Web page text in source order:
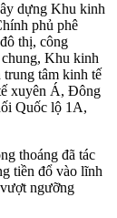
dựng Khu kinh
phủ phê
thị, công
Khu kinh
tâm kinh tế
xuyên Á, Đông
Quốc lộ 1A,
thoáng đã tác
tiền đổ vào lĩnh
ngưỡng